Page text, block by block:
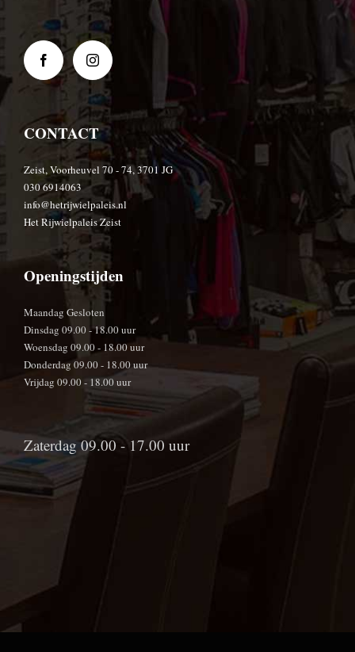
CONTACT
Zeist, Voorheuvel 70 - 74, 3701 JG
030 6914063
info@hetrijwielpaleis.nl
Het Rijwielpaleis Zeist
Openingstijden
Maandag Gesloten
Dinsdag 09.00 - 18.00 uur
Woensdag 09.00 - 18.00 uur
Donderdag 09.00 - 18.00 uur
Vrijdag 09.00 - 18.00 uur
Zaterdag 09.00 - 17.00 uur